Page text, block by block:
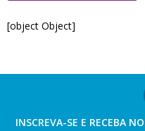
[object Object]
INSCREVA-SE E RECEBA